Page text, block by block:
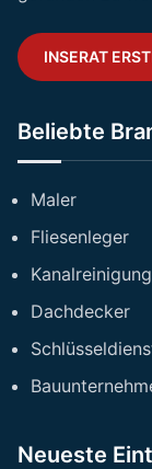
INSERAT
Beliebte
Maler
Fliesenleger
Dachdecker
Neueste